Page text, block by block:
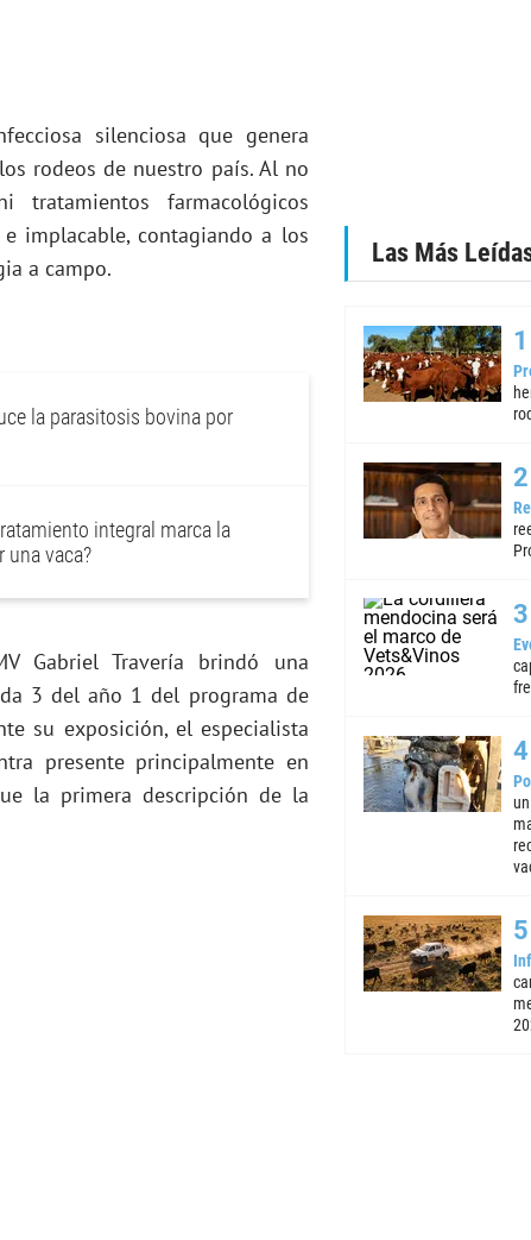
silenciosa que genera
rodeos de nuestro país. Al no
tratamientos farmacológicos
implacable, contagiando a los
a campo.
la parasitosis bovina por
integral marca la
una vaca?
Gabriel Travería brindó una
3 del año 1 del programa de
su exposición, el especialista
presente principalmente en
la primera descripción de la
Las Más